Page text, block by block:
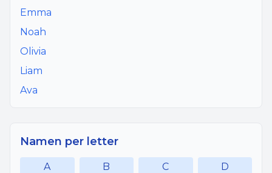
Emma
Noah
Olivia
Liam
Ava
Namen per letter
A B C D